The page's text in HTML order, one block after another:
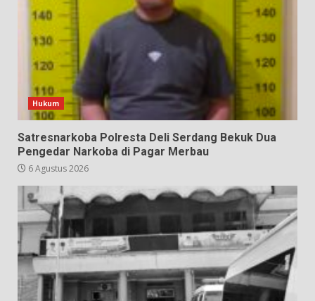
Hukum
Satresnarkoba Polresta Deli Serdang Bekuk Dua
Pengedar Narkoba di Pagar Merbau
6 Agustus 2026